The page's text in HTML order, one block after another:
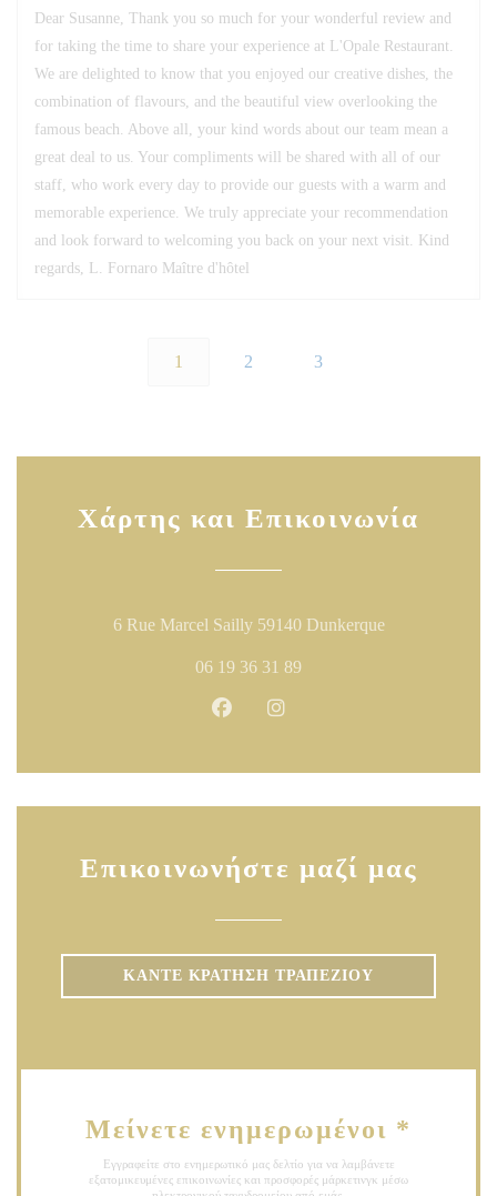
Dear Susanne, Thank you so much for your wonderful review and
for taking the time to share your experience at L'Opale Restaurant.
We are delighted to know that you enjoyed our creative dishes, the
combination of flavours, and the beautiful view overlooking the
famous beach. Above all, your kind words about our team mean a
great deal to us. Your compliments will be shared with all of our
staff, who work every day to provide our guests with a warm and
memorable experience. We truly appreciate your recommendation
and look forward to welcoming you back on your next visit. Kind
regards, L. Fornaro Maître d'hôtel
1 2 3
Χάρτης και Επικοινωνία
6 Rue Marcel Sailly 59140 Dunkerque((ανοίγει σε
06 19 36 31 89
Facebook ((ανοίγει σε νέο
Επικοινωνήστε μαζί μας
ΚΆΝΤΕ ΚΡΆΤΗΣΗ ΤΡΑΠΕΖΙΟΎ
Μείνετε ενημερωμένοι *
Εγγραφείτε στο ενημερωτικό μας δελτίο για να λαμβάνετε
εξατομικευμένες επικοινωνίες και προσφορές μάρκετινγκ μέσω